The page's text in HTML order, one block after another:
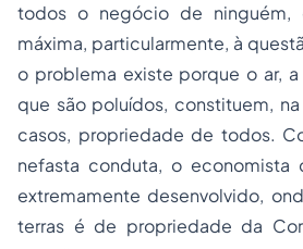
todos o negócio de ninguém,
máxima, particularmente, à
o problema existe porque o ar,
que são poluídos, constituem,
casos, propriedade de todos.
nefasta conduta, o economista
extremamente desenvolvido,
terras é de propriedade da